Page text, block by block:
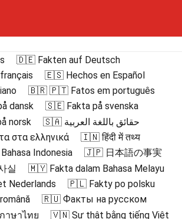
🇩🇪 Fakten auf Deutsch
🇪🇸 Hechos en Español
🇧🇷 🇵🇹 Fatos em português
dansk
🇸🇪 Fakta på svenska
norsk
🇸🇦 حقائق باللغة العربية
στα ελληνικά
🇮🇳 हिंदी में तथ्य
Indonesia
🇯🇵 日本語の事実
실
🇲🇾 Fakta dalam Bahasa Melayu
Nederlands
🇵🇱 Fakty po polsku
🇷🇺 Факты на русском
าษาไทย
🇻🇳 Sự thật bằng tiếng Việt